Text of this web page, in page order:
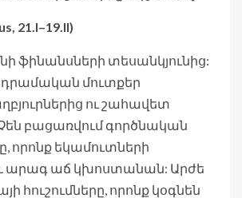
21.I–19.II)
ֆինանսների տեսանկյունից:
մուտքեր
ու շահավետ
բացառվում գործնական
որոնք եկամուտների
արագ աճ կխոստանան: Արժե
հուշումները, որոնք կօգնեն